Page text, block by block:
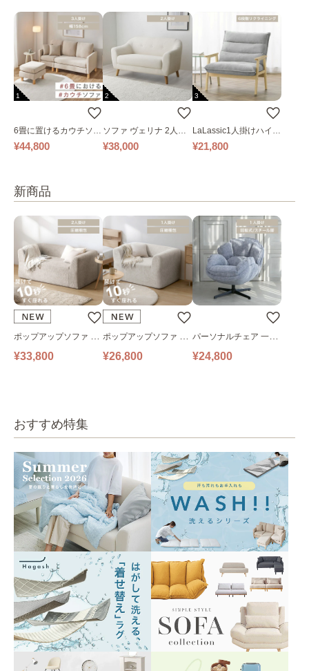
1
6畳に置けるカウチソフ
ァ｜ベージュ
¥44,800
2
ソファ ヴェリナ 2人掛
け
¥38,000
3
LaLassic1人掛けハイバ
ックソファ ワイド
¥21,800
新商品
ポップアップソファ ソ
ファ フロアソファ 幅14
¥33,800
ポップアップソファ ソ
ファ フロアソファ 幅10
¥26,800
パーソナルチェア 一人
掛けソファ O’HANA ソ
¥24,800
おすすめ特集